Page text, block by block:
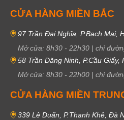
CỬA HÀNG MIỀN BẮC
97 Trần Đại Nghĩa, P.Bạch Mai,
Mở cửa: 8h30 - 22h30 | chỉ
58 Trần Đăng Ninh, P.Cầu Giấy,
Mở cửa: 8h30 - 22h00 | chỉ
CỬA HÀNG MIỀN
339 Lê Duẩn, P.Thanh Khê, Đà